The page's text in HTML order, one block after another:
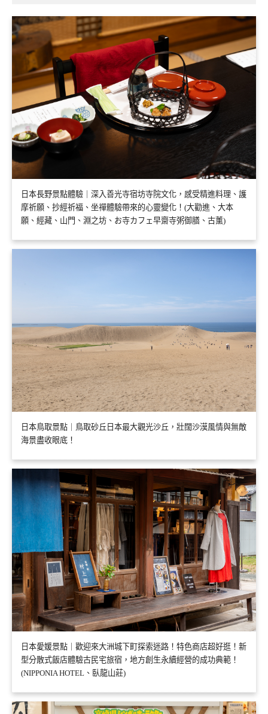
日本長野景點體驗｜深入善光寺宿坊寺院文化，感受精進料理、護
摩祈願、抄經祈福、坐禪體驗帶來的心靈變化！(大勸進、大本
願、經藏、山門、淵之坊、お寺カフェ早齋寺粥御膳、古薰)
日本鳥取景點｜鳥取砂丘日本最大觀光沙丘，壯闊沙漠風情與無敵
海景盡收眼底！
日本愛媛景點｜歡迎來大洲城下町探索迷路！特色商店超好逛！新
型分散式飯店體驗古民宅旅宿，地方創生永續經營的成功典範！
(NIPPONIA HOTEL、臥龍山莊)